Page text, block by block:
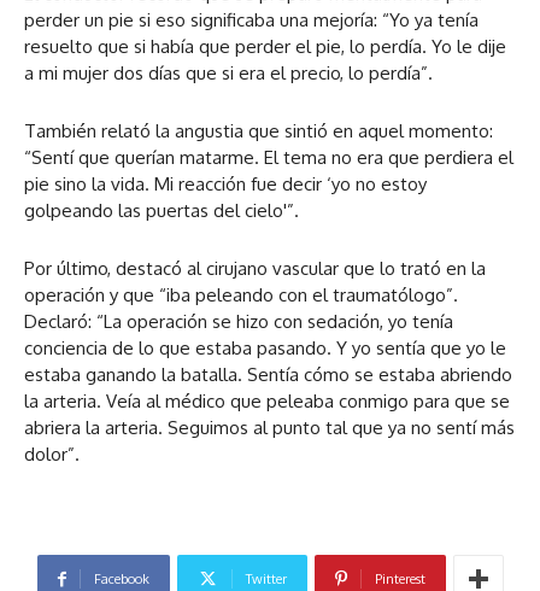
perder un pie si eso significaba una mejoría: “Yo ya tenía
resuelto que si había que perder el pie, lo perdía. Yo le dije
a mi mujer dos días que si era el precio, lo perdía”.
También relató la angustia que sintió en aquel momento:
“Sentí que querían matarme. El tema no era que perdiera el
pie sino la vida. Mi reacción fue decir ‘yo no estoy
golpeando las puertas del cielo'”.
Por último, destacó al cirujano vascular que lo trató en la
operación y que “iba peleando con el traumatólogo”.
Declaró: “La operación se hizo con sedación, yo tenía
conciencia de lo que estaba pasando. Y yo sentía que yo le
estaba ganando la batalla. Sentía cómo se estaba abriendo
la arteria. Veía al médico que peleaba conmigo para que se
abriera la arteria. Seguimos al punto tal que ya no sentí más
dolor”.
Facebook Twitter Pinterest